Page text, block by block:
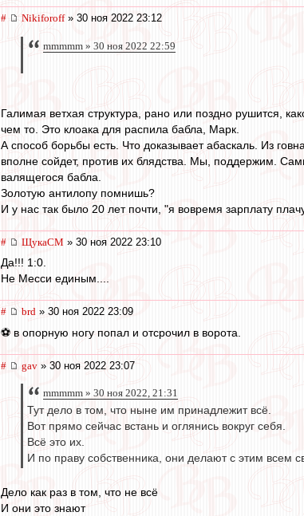
# Nikiforoff» 30 ноя 2022 23:12
mmmmm » 30 ноя 2022 22:59
Галимая ветхая структура, рано или поздно рушится,
чем то. Это клоака для распила бабла, Марк.
А способ борьбы есть. Что доказывает абаскаль. Из
вполне сойдет, против их блядства. Мы, поддержим.
валящегося бабла.
Золотую антилопу помнишь?
И у нас так было 20 лет почти, "я вовремя зарплату
# ЩукаСМ » 30 ноя 2022 23:10
Да!!! 1:0.
Не Месси единым....
# brd » 30 ноя 2022 23:09
⚽ в опорную ногу попал и отсрочил в ворота.
# gav » 30 ноя 2022 23:07
mmmmm » 30 ноя 2022, 21:31
Тут дело в том, что ныне им принадлежит всё.
Вот прямо сейчас встань и оглянись вокруг себя.
Всё это их.
И по праву собственника, они делают с этим всем
Дело как раз в том, что не всё
И они это знают